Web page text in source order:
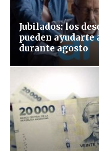
Jubilados: los
pueden
durante agosto